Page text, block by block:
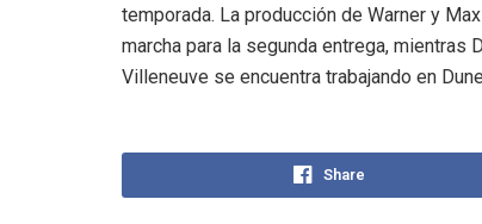
temporada. La producción de Warner y
marcha para la segunda entrega, mientras
Villeneuve se encuentra trabajando en
Share